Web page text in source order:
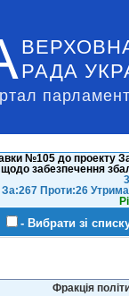
РАДА
№105 до проекту
щодо забезпечення
За:267 Проти:26
- Вибрати зі
Фракція